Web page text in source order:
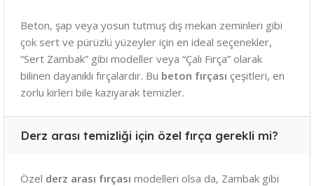
Beton, şap veya yosun tutmuş dış mekan zeminleri gibi
çok sert ve pürüzlü yüzeyler için en ideal seçenekler,
“Sert Zambak” gibi modeller veya “Çalı Fırça” olarak
bilinen dayanıklı fırçalardır. Bu beton fırçası çeşitleri, en
zorlu kirleri bile kazıyarak temizler.
Derz arası temizliği için özel fırça gerekli mi?
Özel derz arası fırçası modelleri olsa da, Zambak gibi